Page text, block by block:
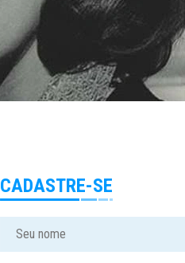
CADASTRE-SE